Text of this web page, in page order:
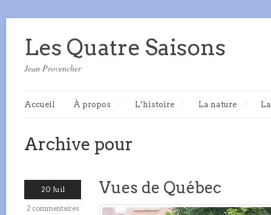
Les Quatre Saisons
Jean Provencher
Accueil À propos L’histoire La nature
Archive pour
20 Juil
2 commentaires
Vues de Québec